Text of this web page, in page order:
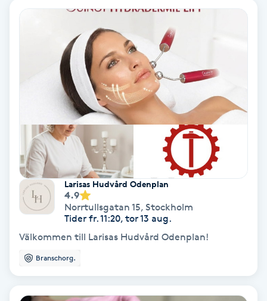
Regndroppsmassage
Reikihealing
Reiki massage
Restorative Yoga
Rosacea
Rosenmetoden
Ryggmassage
Larisas Hudvård Odenplan
4.9
Norrtullsgatan 15, Stockholm
Tider fr. 11:20, tor 13 aug.
Välkommen till Larisas Hudvård Odenplan!
Branschorg.